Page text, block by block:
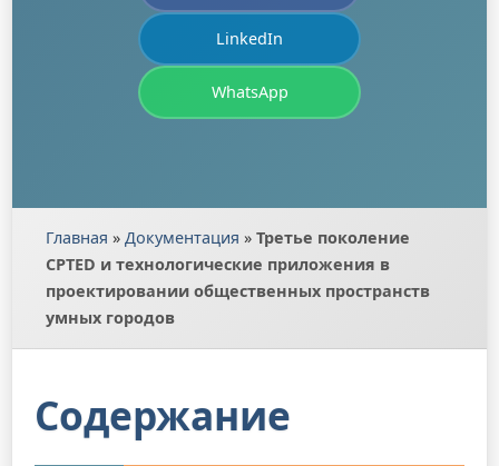
LinkedIn
WhatsApp
Главная » Документация » Третье поколение
CPTED и технологические приложения в
проектировании общественных пространств
умных городов
Содержание